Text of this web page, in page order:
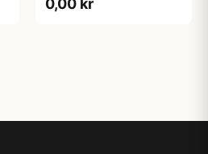
0,00 kr